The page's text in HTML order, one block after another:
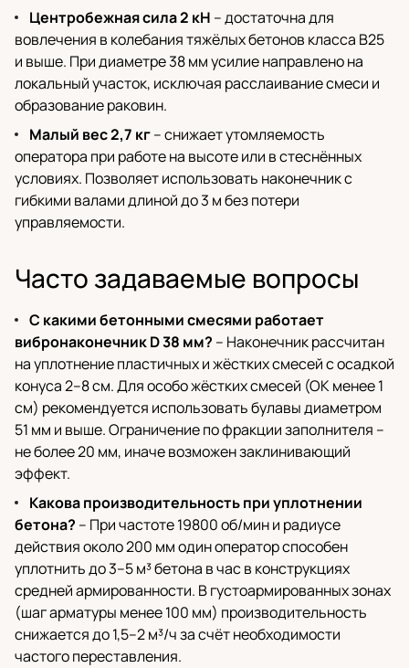
Центробежная сила 2 кН – достаточна для
вовлечения в колебания тяжёлых бетонов класса B25
и выше. При диаметре 38 мм усилие направлено на
локальный участок, исключая расслаивание смеси и
образование раковин.
Малый вес 2,7 кг– снижает утомляемость
оператора при работе на высоте или в стеснённых
условиях. Позволяет использовать наконечник с
гибкими валами длиной до 3 м без потери
управляемости.
Часто задаваемые вопросы
С какими бетонными смесями работает
вибронаконечник D 38 мм? – Наконечник рассчитан
на уплотнение пластичных и жёстких смесей с осадкой
конуса 2–8 см. Для особо жёстких смесей (ОК менее 1
см) рекомендуется использовать булавы диаметром
51 мм и выше. Ограничение по фракции заполнителя –
не более 20 мм, иначе возможен заклинивающий
эффект.
Какова производительность при уплотнении
бетона? – При частоте 19800 об/мин и радиусе
действия около 200 мм один оператор способен
уплотнить до 3–5 м³ бетона в час в конструкциях
средней армированности. В густоармированных зонах
(шаг арматуры менее 100 мм) производительность
снижается до 1,5–2 м³/ч за счёт необходимости
частого переставления.